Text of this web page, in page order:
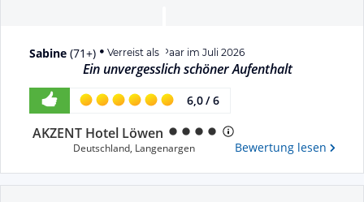
Sabine (71+) Verreist als Paar im Juli 2026
Ein unvergesslich schöner Aufenthalt
6,0/ 6
AKZENT Hotel Löwen
Deutschland, Langenargen Bewertung lesen